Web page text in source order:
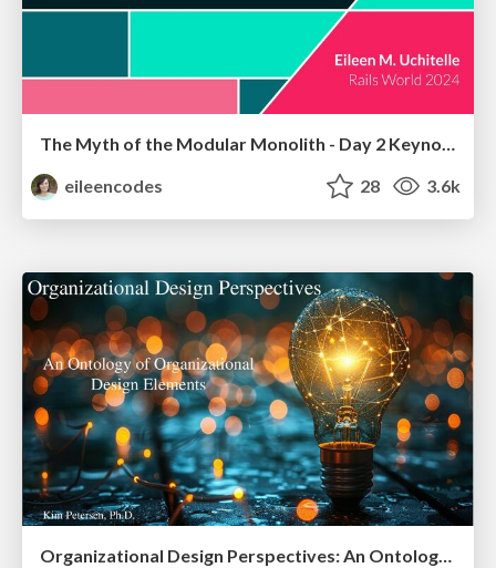
The Myth of the Modular Monolith - Day 2 Keynote - Rails World 2024
eileencodes
28 3.6k
Organizational Design Perspectives: An Ontology of Organizational Design Elements